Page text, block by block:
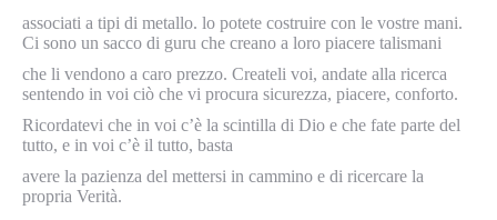
associati a tipi di metallo. lo potete costruire con le vostre mani.
Ci sono un sacco di guru che creano a loro piacere talismani
che li vendono a caro prezzo. Createli voi, andate alla ricerca
sentendo in voi ciò che vi procura sicurezza, piacere, conforto.
Ricordatevi che in voi c’è la scintilla di Dio e che fate parte del
tutto, e in voi c’è il tutto, basta
avere la pazienza del mettersi in cammino e di ricercare la
propria Verità.